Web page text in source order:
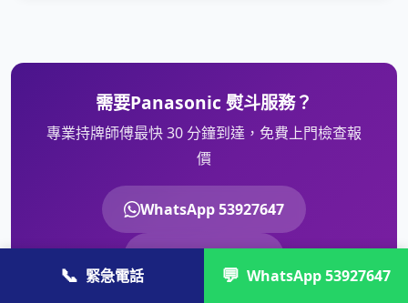
需要Panasonic 熨斗服務？
專業持牌師傅最快 30 分鐘到達，免費上門檢查報
價
WhatsApp 53927647
📞 緊急電話 💬 WhatsApp 53927647